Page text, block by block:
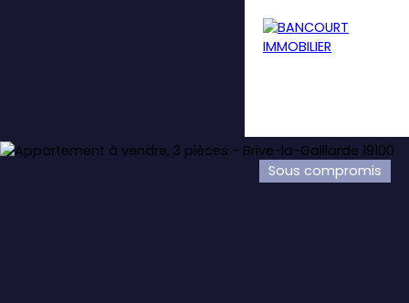
Sous compromis